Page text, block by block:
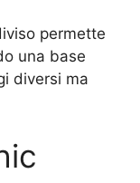
permette
una base
diversi ma